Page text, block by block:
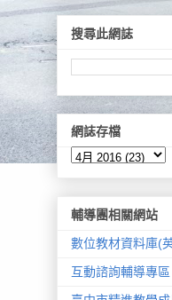
搜尋此網誌
網誌存檔
輔導團相關網站
數位教材資料庫(
互動諮詢輔導專區